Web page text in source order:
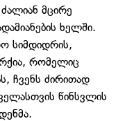
მცირე
ხელში.
სიმდიდრის,
რომელიც
ჩვენს ძირითად
წინსვლის